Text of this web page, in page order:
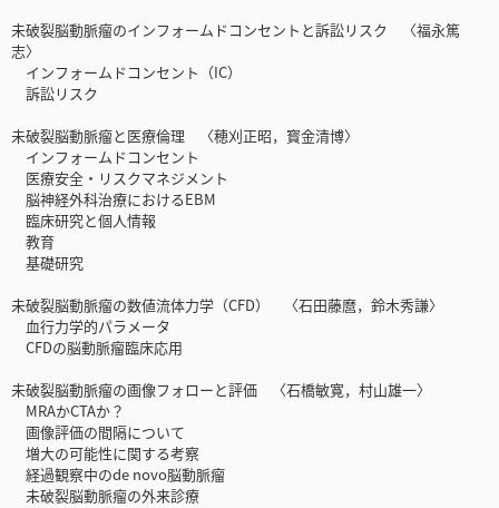
未破裂脳動脈瘤のインフォームドコンセントと訴訟リスク 〈福永篤
志〉
インフォームドコンセント（IC）
訴訟リスク
未破裂脳動脈瘤と医療倫理 〈穂刈正昭，寳金清博〉
インフォームドコンセント
医療安全・リスクマネジメント
脳神経外科治療におけるEBM
臨床研究と個人情報
教育
基礎研究
未破裂脳動脈瘤の数値流体力学（CFD） 〈石田藤麿，鈴木秀謙〉
血行力学的パラメータ
CFDの脳動脈瘤臨床応用
未破裂脳動脈瘤の画像フォローと評価 〈石橋敏寛，村山雄一〉
MRAかCTAか？
画像評価の間隔について
増大の可能性に関する考察
経過観察中のde novo脳動脈瘤
未破裂脳動脈瘤の外来診療